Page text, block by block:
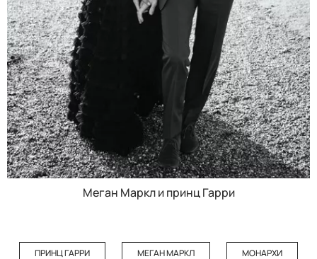
Меган Маркл и принц Гарри
ПРИНЦ ГАРРИ МЕГАН МАРКЛ МОНАРХИ